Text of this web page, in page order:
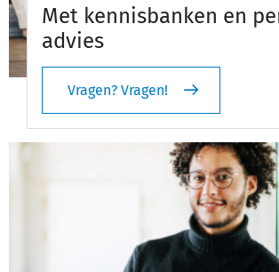
Met kennisbanken en
advies
Vragen? Vragen!